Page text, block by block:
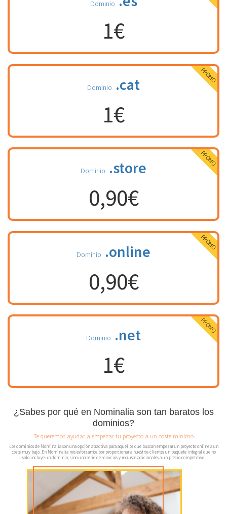
Dominio
1€
PROMO
Dominio .cat
1€
PROMO
Dominio .store
0,90€
PROMO
Dominio .online
0,90€
PROMO
Dominio .net
1€
¿Sabes por qué en Nominalia son tan baratos los
dominios?
Te queremos ayudar a empezar tu proyecto a un coste mínimo
Los dominios de Nominalia son una opción atractiva para aquellos que buscan empezar un proyecto online a un
coste muy bajo. En Nominalia nos esforzamos por proporcionar a nuestros clientes un paquete integral que no
solo incluye un dominio, sino una serie de servicios y recursos adicionales a un precio competitivo.